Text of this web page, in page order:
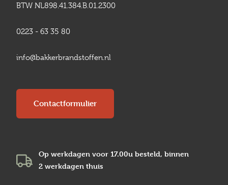
BTW NL898.41.384.B.01.2300
0223 - 63 35 80
info@bakkerbrandstoffen.nl
Contactformulier
Op werkdagen voor 17.00u besteld, binnen
2 werkdagen thuis